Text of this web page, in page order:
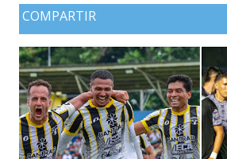
experiencia que marcó el inicio de su
Kaohsiung Attackers FC, una
reciente dentro del fútbol taiwanés. El
con su equipo femenino y fue hasta
rama masculina, la cual comenzó su
División antes de conseguir el ascenso
COMPARTIR